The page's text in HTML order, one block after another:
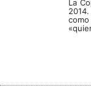
La